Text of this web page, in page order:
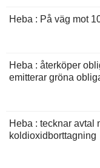
Heba : På väg mot
Heba : återköper
emitterar gröna
Heba : tecknar avtal
koldioxidborttagning